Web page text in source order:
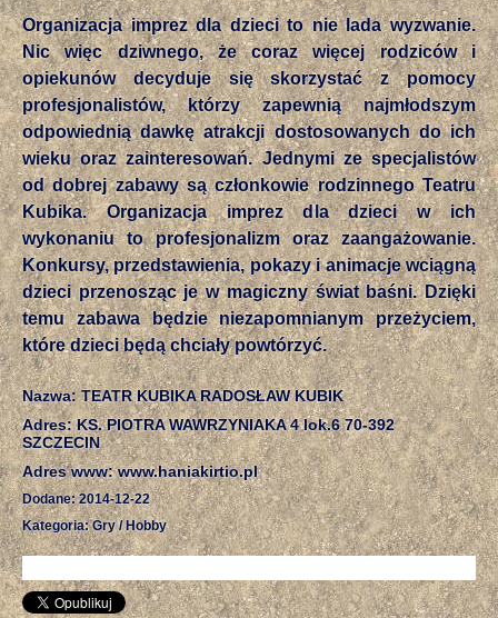
Organizacja imprez dla dzieci to nie lada wyzwanie.
Nic więc dziwnego, że coraz więcej rodziców i
opiekunów decyduje się skorzystać z pomocy
profesjonalistów, którzy zapewnią najmłodszym
odpowiednią dawkę atrakcji dostosowanych do ich
wieku oraz zainteresowań. Jednymi ze specjalistów
od dobrej zabawy są członkowie rodzinnego Teatru
Kubika. Organizacja imprez dla dzieci w ich
wykonaniu to profesjonalizm oraz zaangażowanie.
Konkursy, przedstawienia, pokazy i animacje wciągną
dzieci przenosząc je w magiczny świat baśni. Dzięki
temu zabawa będzie niezapomnianym przeżyciem,
które dzieci będą chciały powtórzyć.
Nazwa: TEATR KUBIKA RADOSŁAW KUBIK
Adres: KS. PIOTRA WAWRZYNIAKA 4 lok.6 70-392
SZCZECIN
Adres www: www.haniakirtio.pl
Dodane: 2014-12-22
Kategoria: Gry / Hobby